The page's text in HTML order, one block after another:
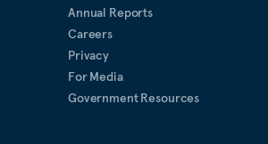
Annual Reports
Careers
Privacy
For Media
Government Resources